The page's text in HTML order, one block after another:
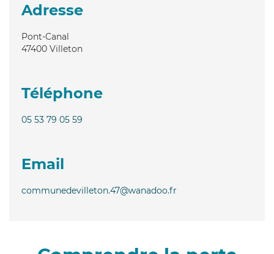
Adresse
Pont-Canal
47400 Villeton
Téléphone
05 53 79 05 59
Email
communedevilleton.47@wanadoo.fr